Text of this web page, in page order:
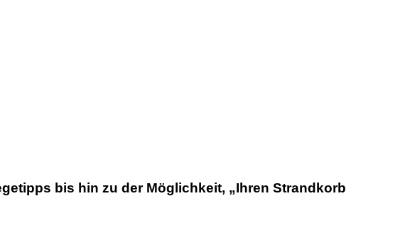
bis hin zu der Möglichkeit, „Ihren Strandkorb